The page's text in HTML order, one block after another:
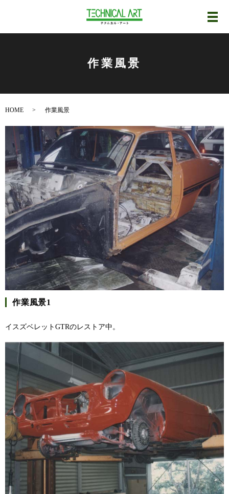
メ
作業風景
HOME 作業風景
作業風景1
イスズベレットGTRのレストア中。